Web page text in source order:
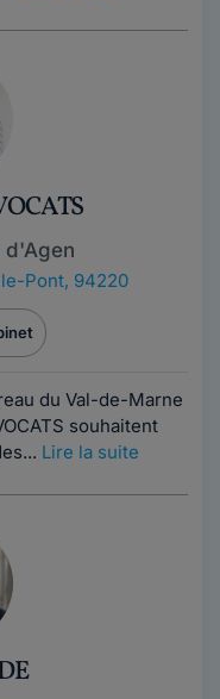
d'Agen
Pont, 94220
du Val-de-Marne
souhaitent
Lire la suite